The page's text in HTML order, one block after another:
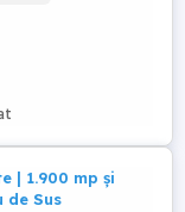
fi realizat si prin
din DN1C, pe strada
| 1.900 mp și
de Sus